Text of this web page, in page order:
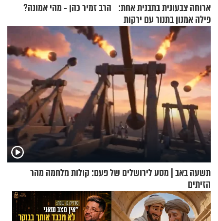
ארוחה צבעונית בתבנית אחת:
פילה אמנון בתנור עם ירקות
הרב זמיר כהן - מהי אמונה?
תשעה באב | מסע לירושלים של פעם: קולות מלחמה מהר
הזיתים